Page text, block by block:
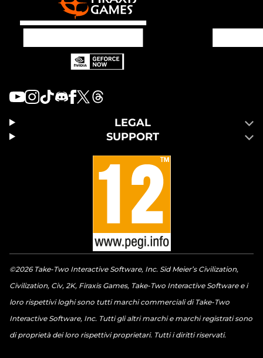
LEGAL
SUPPORT
©2026 Take-Two Interactive Software, Inc. Sid Meier’s Civilization,
Civilization, Civ, 2K, Firaxis Games, Take-Two Interactive Software e i
loro rispettivi loghi sono tutti marchi commerciali di Take-Two
Interactive Software, Inc. Tutti gli altri marchi e marchi registrati sono
di proprietà dei loro rispettivi proprietari. Tutti i diritti riservati.